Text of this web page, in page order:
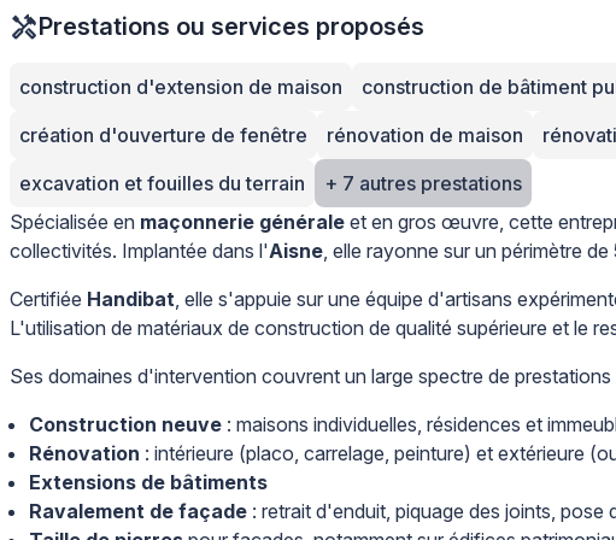
Prestations ou services proposés
construction d'extension de maison construction de bâtiment
création d'ouverture de fenêtre
rénovation de maison
excavation et fouilles du terrain
+ 7 autres prestations
Spécialisée en maçonnerie générale et en gros œuvre, cette
collectivités. Implantée dans l'Aisne , elle rayonne sur un périmètre
Certifiée Handibat , elle s'appuie sur une équipe d'artisans
L'utilisation de matériaux de construction de qualité supérieure et le
Ses domaines d'intervention couvrent un large spectre de prestations
Construction neuve : maisons individuelles, résidences et
Rénovation : intérieure (placo, carrelage, peinture) et extérieure
Extensions de bâtiments
Ravalement de façade : retrait d'enduit, piquage des joints, pose